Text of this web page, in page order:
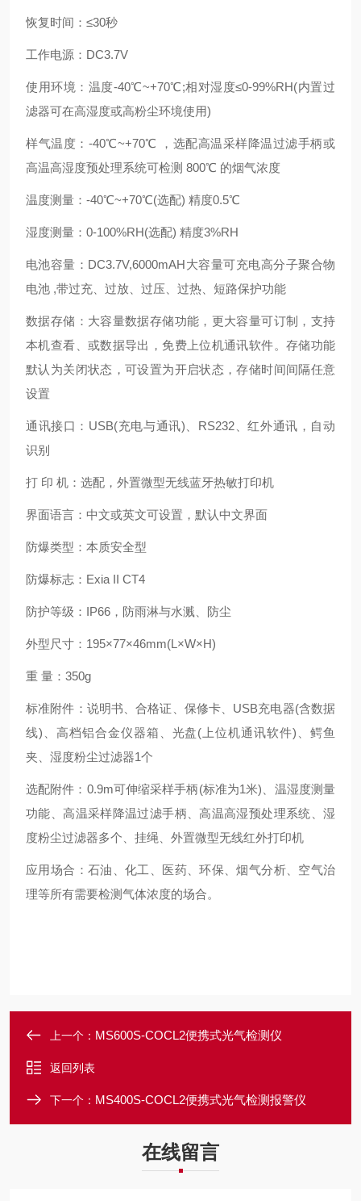
恢复时间：≤30秒
工作电源：DC3.7V
使用环境：温度-40℃~+70℃;相对湿度≤0-99%RH(内置过
滤器可在高湿度或高粉尘环境使用)
样气温度：-40℃~+70℃ ，选配高温采样降温过滤手柄或
高温高湿度预处理系统可检测 800℃ 的烟气浓度
温度测量：-40℃~+70℃(选配) 精度0.5℃
湿度测量：0-100%RH(选配) 精度3%RH
电池容量：DC3.7V,6000mAH大容量可充电高分子聚合物
电池 ,带过充、过放、过压、过热、短路保护功能
数据存储：大容量数据存储功能，更大容量可订制，支持
本机查看、或数据导出，免费上位机通讯软件。存储功能
默认为关闭状态，可设置为开启状态，存储时间间隔任意
设置
通讯接口：USB(充电与通讯)、RS232、红外通讯，自动
识别
打 印 机：选配，外置微型无线蓝牙热敏打印机
界面语言：中文或英文可设置，默认中文界面
防爆类型：本质安全型
防爆标志：Exia II CT4
防护等级：IP66，防雨淋与水溅、防尘
外型尺寸：195×77×46mm(L×W×H)
重 量：350g
标准附件：说明书、合格证、保修卡、USB充电器(含数据
线)、高档铝合金仪器箱、光盘(上位机通讯软件)、鳄鱼
夹、湿度粉尘过滤器1个
选配附件：0.9m可伸缩采样手柄(标准为1米)、温湿度测量
功能、高温采样降温过滤手柄、高温高湿预处理系统、湿
度粉尘过滤器多个、挂绳、外置微型无线红外打印机
应用场合：石油、化工、医药、环保、烟气分析、空气治
理等所有需要检测气体浓度的场合。
上一个： MS600S-COCL2便携式光气检测仪
返回列表
下一个： MS400S-COCL2便携式光气检测报警仪
在线留言